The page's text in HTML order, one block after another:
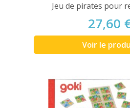
Jeu de pirates pour
27,60
Voir le